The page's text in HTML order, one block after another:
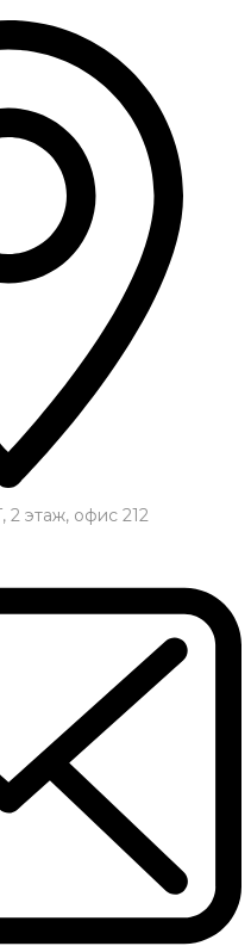
2 этаж, офис 212